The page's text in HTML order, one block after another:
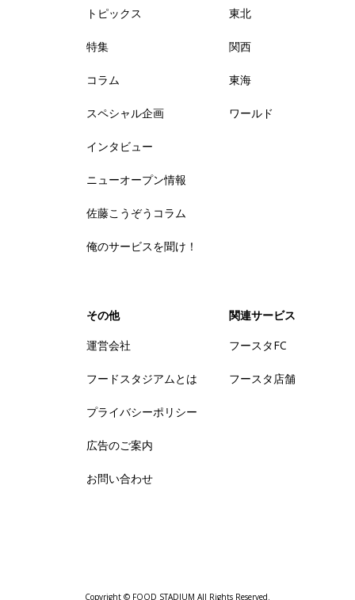
トピックス
特集
コラム
スペシャル企画
インタビュー
ニューオープン情報
佐藤こうぞうコラム
俺のサービスを聞け！
東北
関西
東海
ワールド
その他
運営会社
フードスタジアムとは
プライバシーポリシー
広告のご案内
お問い合わせ
関連サービス
フースタFC
フースタ店舗
Copyright © FOOD STADIUM All Rights Reserved.